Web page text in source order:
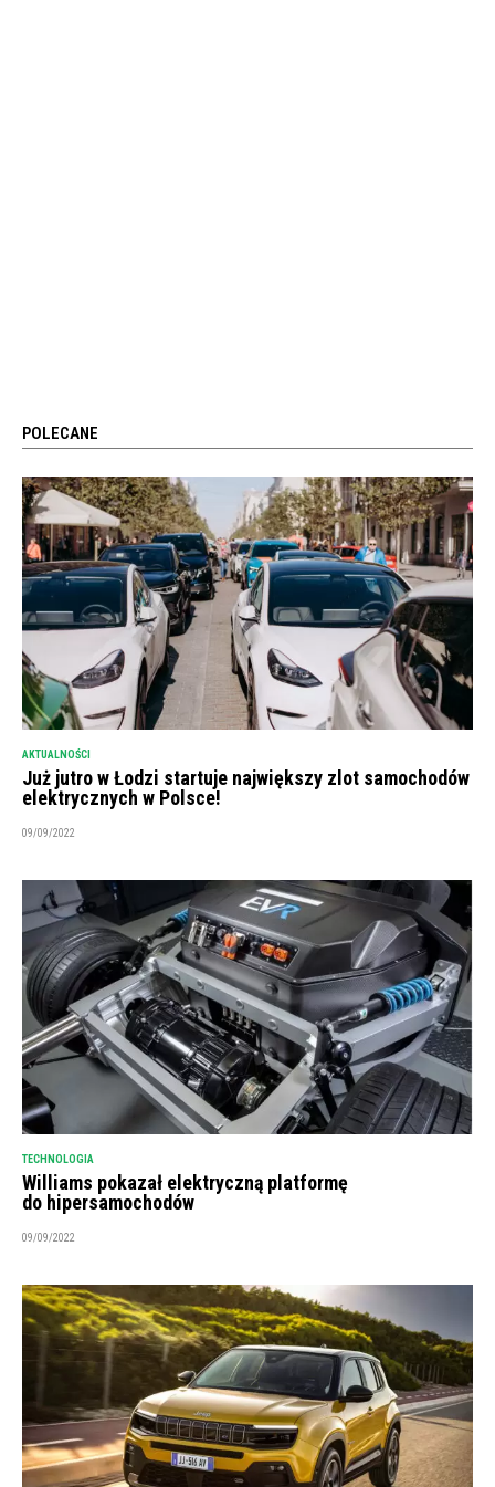
POLECANE
AKTUALNOŚCI
Już jutro w Łodzi startuje największy zlot samochodów
elektrycznych w Polsce!
09/09/2022
TECHNOLOGIA
Williams pokazał elektryczną platformę
do hipersamochodów
09/09/2022